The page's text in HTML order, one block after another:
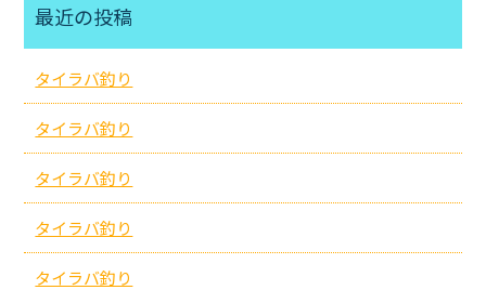
最近の投稿
タイラバ釣り
タイラバ釣り
タイラバ釣り
タイラバ釣り
タイラバ釣り